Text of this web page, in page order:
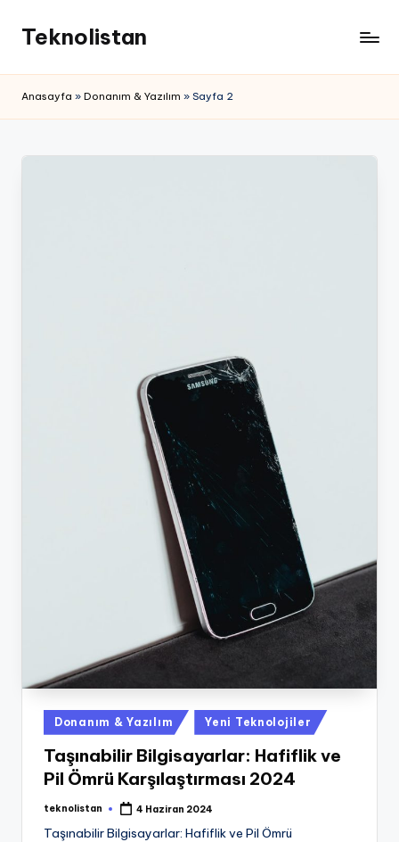
content
Teknolistan
Anasayfa » Donanım & Yazılım » Sayfa 2
Posted
in
Donanım & Yazılım Yeni Teknolojiler
Taşınabilir Bilgisayarlar: Hafiflik ve
Pil Ömrü Karşılaştırması 2024
Posted
teknolistan 4 Haziran 2024
Taşınabilir Bilgisayarlar: Hafiflik ve Pil Ömrü